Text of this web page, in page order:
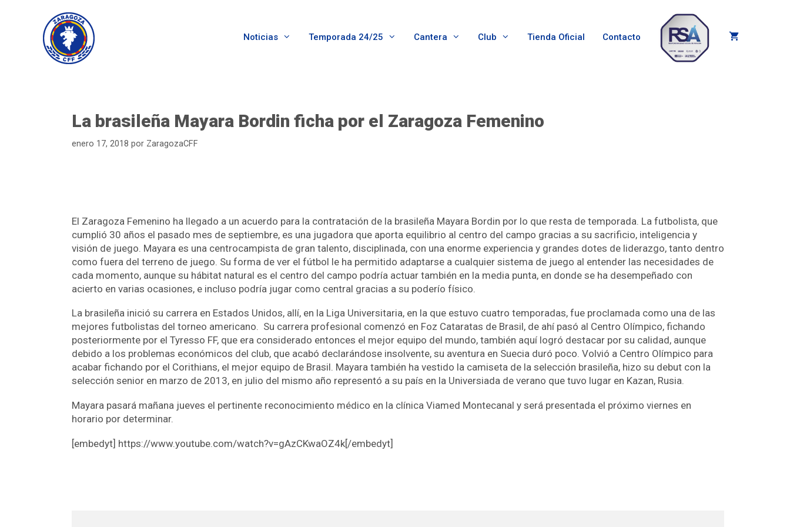
Noticias Temporada 24/25 Cantera Club Tienda Oficial Contacto
La brasileña Mayara Bordin ficha por el Zaragoza Femenino
enero 17, 2018 por ZaragozaCFF
El Zaragoza Femenino ha llegado a un acuerdo para la contratación de la brasileña Mayara Bordin por lo que resta de temporada. La futbolista, que
cumplió 30 años el pasado mes de septiembre, es una jugadora que aporta equilibrio al centro del campo gracias a su sacrificio, inteligencia y
visión de juego. Mayara es una centrocampista de gran talento, disciplinada, con una enorme experiencia y grandes dotes de liderazgo, tanto dentro
como fuera del terreno de juego. Su forma de ver el fútbol le ha permitido adaptarse a cualquier sistema de juego al entender las necesidades de
cada momento, aunque su hábitat natural es el centro del campo podría actuar también en la media punta, en donde se ha desempeñado con
acierto en varias ocasiones, e incluso podría jugar como central gracias a su poderío físico.
La brasileña inició su carrera en Estados Unidos, allí, en la Liga Universitaria, en la que estuvo cuatro temporadas, fue proclamada como una de las
mejores futbolistas del torneo americano. Su carrera profesional comenzó en Foz Cataratas de Brasil, de ahí pasó al Centro Olímpico, fichando
posteriormente por el Tyresso FF, que era considerado entonces el mejor equipo del mundo, también aquí logró destacar por su calidad, aunque
debido a los problemas económicos del club, que acabó declarándose insolvente, su aventura en Suecia duró poco. Volvió a Centro Olímpico para
acabar fichando por el Corithians, el mejor equipo de Brasil. Mayara también ha vestido la camiseta de la selección brasileña, hizo su debut con la
selección senior en marzo de 2013, en julio del mismo año representó a su país en la Universiada de verano que tuvo lugar en Kazan, Rusia.
Mayara pasará mañana jueves el pertinente reconocimiento médico en la clínica Viamed Montecanal y será presentada el próximo viernes en
horario por determinar.
[embedyt] https://www.youtube.com/watch?v=gAzCKwaOZ4k[/embedyt]